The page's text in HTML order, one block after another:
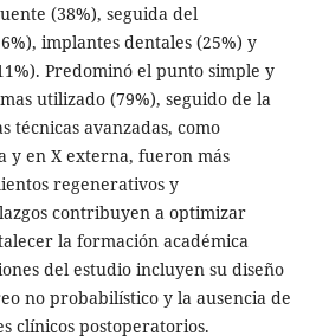
(38%), seguida del
implantes dentales (25%) y
Predominó el punto simple y
utilizado (79%), seguido de la
técnicas avanzadas, como
y en X externa, fueron más
regenerativos y
contribuyen a optimizar
la formación académica
del estudio incluyen su diseño
no probabilístico y la ausencia de
clínicos postoperatorios.